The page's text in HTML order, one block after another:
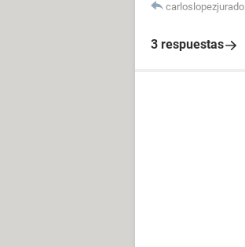
carloslopezjurado
3 respuestas